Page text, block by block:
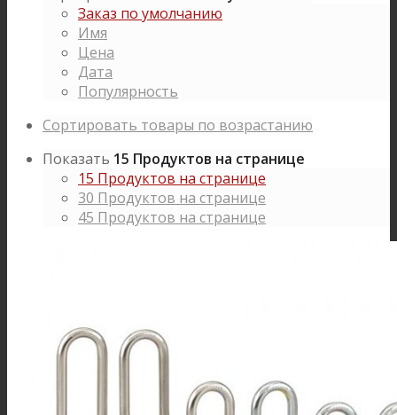
Заказ по умолчанию
Имя
Цена
Дата
Популярность
Сортировать товары по возрастанию
Показать 15 Продуктов на странице
15 Продуктов на странице
30 Продуктов на странице
45 Продуктов на странице